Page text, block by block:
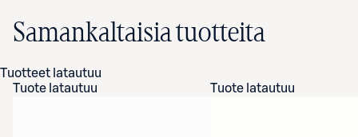
Samankaltaisia tuotteita
Tuotteet latautuu
Tuote latautuu
Tuote latautuu